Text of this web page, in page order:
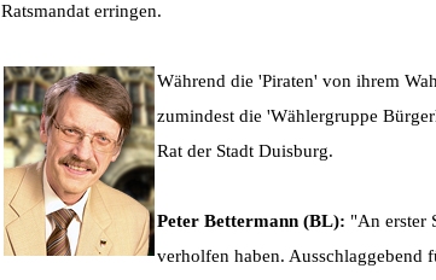
Ratsmandat erringen.
Während die 'Piraten' von ihrem
zumindest die 'Wählergruppe
Rat der Stadt Duisburg.
Peter Bettermann (BL): "An erster
verholfen haben. Ausschlaggebend